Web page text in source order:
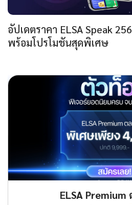
อัปเดตราคา ELSA Speak
พร้อมโปรโมชันสุดพิเศษ
ELSA